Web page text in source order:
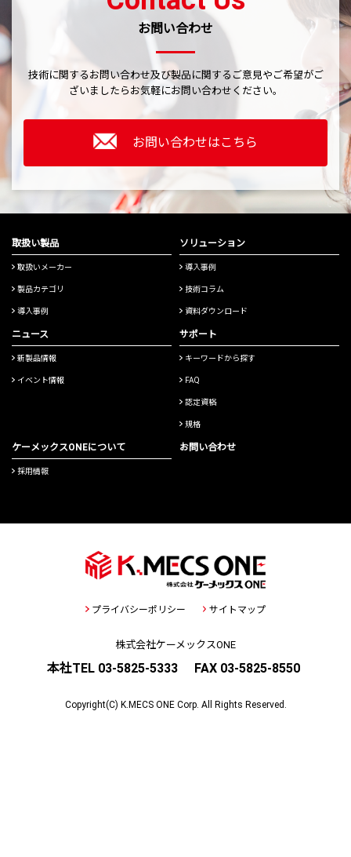
お問い合わせ
技術に関するお問い合わせ及び製品に関するご意見やご希望がご
ざいましたら お気軽にお問い合わせください。
お問い合わせはこちら
取扱い製品
取扱いメーカー
製品カテゴリ
導入事例
ソリューション
導入事例
技術コラム
資料ダウンロード
ニュース
新製品情報
イベント情報
サポート
キーワードから探す
FAQ
認定資格
規格
ケーメックスONEについて
採用情報
お問い合わせ
プライバシーポリシー サイトマップ
株式会社ケーメックスONE
本社TEL 03-5825-5333 FAX 03-5825-8550
Copyright(C) K.MECS ONE Corp. All Rights Reserved.